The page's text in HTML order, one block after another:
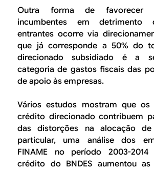
Outra forma de favorecer
incumbentes em detrimento
entrantes ocorre via
que já corresponde a 50% do
direcionado subsidiado é a
categoria de gastos fiscais das
de apoio às empresas.
Vários estudos mostram que os
crédito direcionado contribuem
das distorções na alocação de
particular, uma análise dos
FINAME no período 2003-
crédito do BNDES aumentou